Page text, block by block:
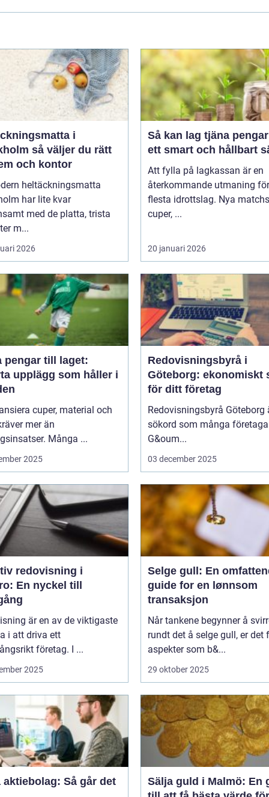
i
så väljer du rätt
och kontor
heltäckningsmatta
har lite kvar
med de platta, trista
m...
2026
Så kan lag tjäna
ett smart och hållbart
Att fylla på lagkassan är en
återkommande utmaning
flesta idrottslag. Nya
cuper, ...
20 januari 2026
pengar till laget:
upplägg som håller i
cuper, material och
mer än
Många ...
2025
Redovisningsbyrå i
Göteborg: ekonomiskt
för ditt företag
Redovisningsbyrå Göteborg
sökord som många
G&oum...
03 december 2025
redovisning i
En nyckel till
är en av de viktigaste
i att driva ett
företag. I ...
2025
Selge gull: En
guide for en lønnsom
transaksjon
Når tankene begynner å
rundt det å selge gull, er det
aspekter som b&...
29 oktober 2025
aktiebolag: Så går det
Sälja guld i Malmö: En